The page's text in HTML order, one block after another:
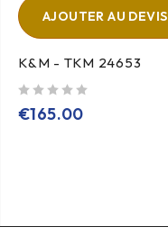
AJOUTER AU DEVIS
K&M - TKM 24653
€165.00